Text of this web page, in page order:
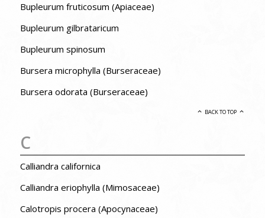
Bupleurum fruticosum (Apiaceae)
Bupleurum gilbrataricum
Bupleurum spinosum
Bursera microphylla (Burseraceae)
Bursera odorata (Burseraceae)
BACK TO TOP
C
Calliandra californica
Calliandra eriophylla (Mimosaceae)
Calotropis procera (Apocynaceae)